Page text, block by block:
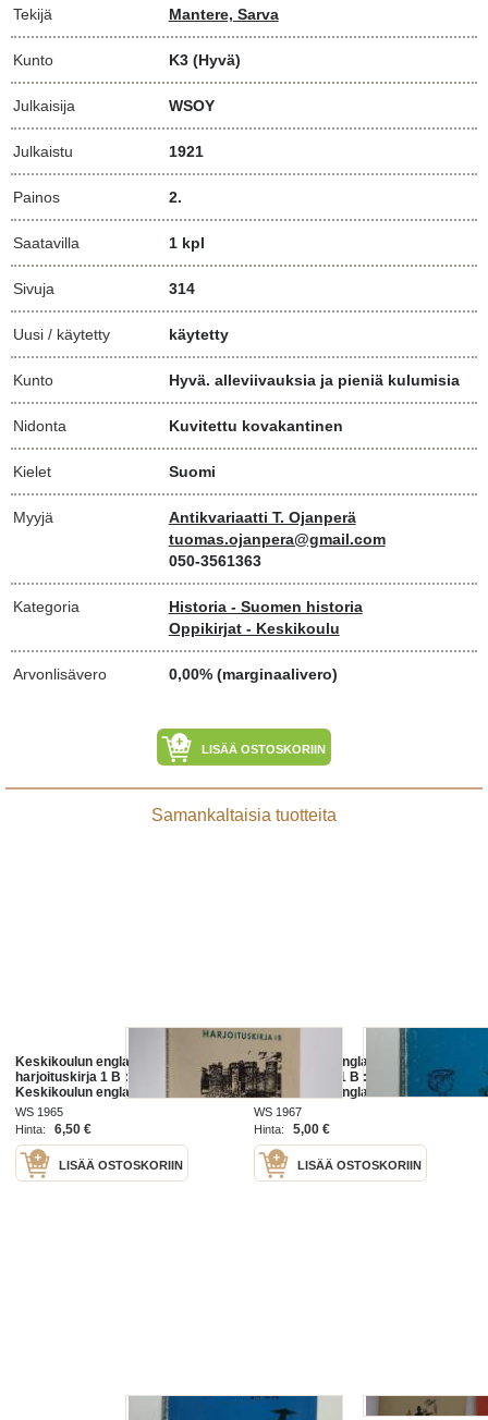
Tekijä Mantere, Sarva
Kunto K3 (Hyvä)
Julkaisija WSOY
Julkaistu 1921
Painos 2.
Saatavilla 1 kpl
Sivuja 314
Uusi / käytetty käytetty
Kunto Hyvä. alleviivauksia ja pieniä kulumisia
Nidonta Kuvitettu kovakantinen
Kielet Suomi
Myyjä
Antikvariaatti T. Ojanperä
tuomas.ojanpera@gmail.com
050-3561363
Kategoria
Historia - Suomen historia
Oppikirjat - Keskikoulu
Arvonlisävero 0,00% (marginaalivero)
LISÄÄ OSTOSKORIIN
Samankaltaisia tuotteita
Keskikoulun englannin kielen
harjoituskirja 1 B : Liittyy
Keskikoulun englannin kielen
oppikirjan 1 osan lukukappaleisiin
61-99
WS 1965
Hinta:
6,50 €
LISÄÄ OSTOSKORIIN
Keskikoulun englannin kielen
harjoituskirja 1 B : Liittyy
Keskikoulun englannin kielen
oppikirjan 1 osan lukukappaleisiin
61-99
WS 1967
Hinta:
5,00 €
LISÄÄ OSTOSKORIIN